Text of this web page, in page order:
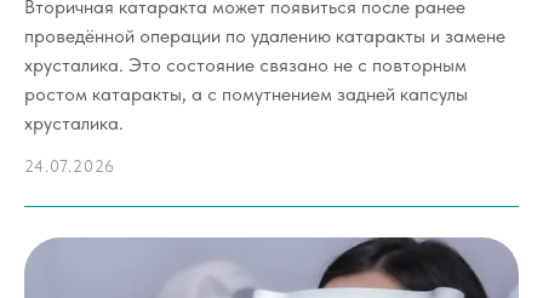
Вторичная катаракта может появиться после ранее
проведённой операции по удалению катаракты и замене
хрусталика. Это состояние связано не с повторным
ростом катаракты, а с помутнением задней капсулы
хрусталика.
24.07.2026